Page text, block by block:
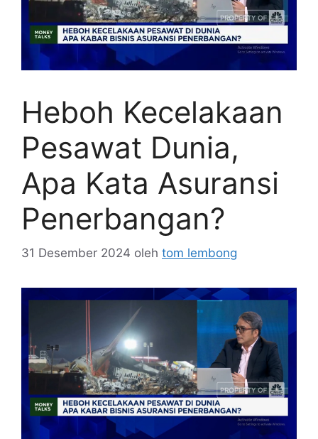
Heboh Kecelakaan
Pesawat Dunia,
Apa Kata Asuransi
Penerbangan?
31 Desember 2024 oleh tom lembong